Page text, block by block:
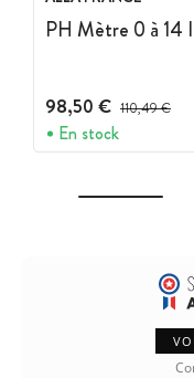
PH Mètre 0 à 14
98,50 € Prix avant
110,49 €
En stock